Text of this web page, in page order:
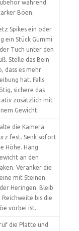
während
Böen.
Spikes ein oder
ein Stück Gummi
Tuch unter den
Stelle das Bein
dass es mehr
hat. Falls
sichere das
zusätzlich mit
Gewicht.
die Kamera
fest. Senk sofort
Höhe. Häng
an den
Veranker die
mit Steinen
Heringen. Bleib
Reichweite bis die
vorbei ist.
die Platte und